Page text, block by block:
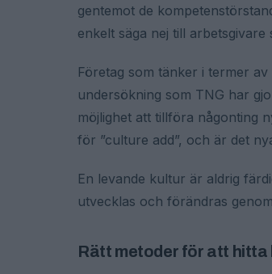
gentemot de
enkelt säga nej till
Företag som tänker i termer
undersökning som TNG har
möjlighet att tillföra någonting
för ”culture add”, och är det
En levande kultur är aldrig
utvecklas och förändras
Rätt metoder för att hitta